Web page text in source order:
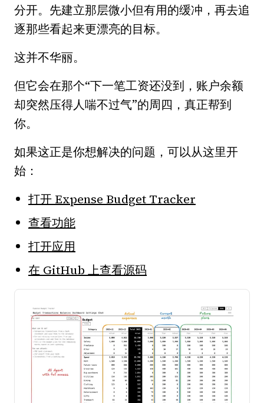
分开。先建立那层微小但有用的缓冲，再去追
逐那些看起来更漂亮的目标。
这并不华丽。
但它会在那个“下一笔工资还没到，账户余额
却突然压得人喘不过气”的周四，真正帮到
你。
如果这正是你想解决的问题，可以从这里开
始：
打开 Expense Budget Tracker
查看功能
打开应用
在 GitHub 上查看源码